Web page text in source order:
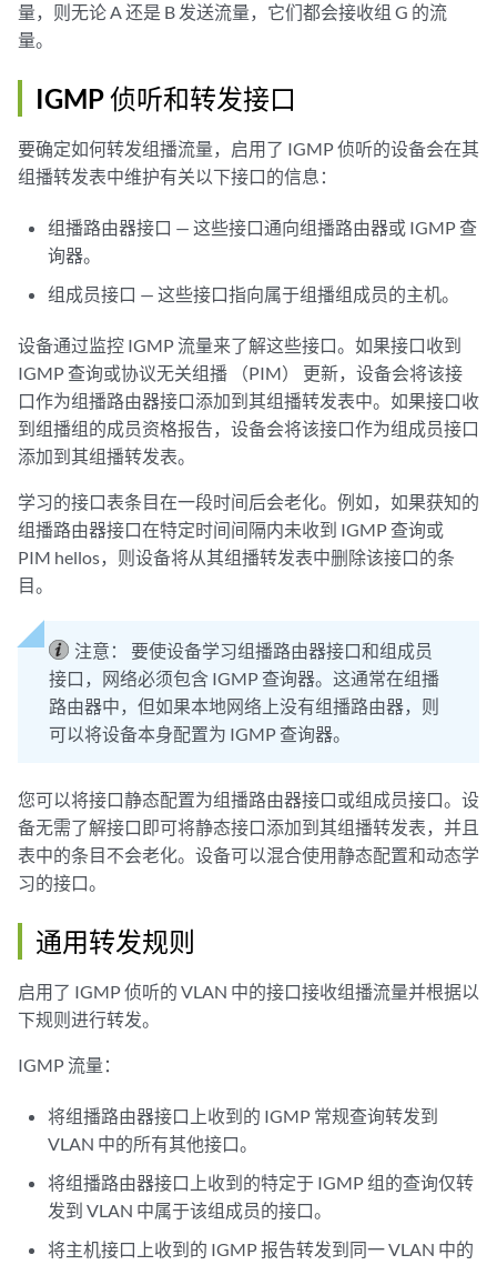
量，则无论 A 还是 B 发送流量，它们都会接收组 G 的流
量。
IGMP 侦听和转发接口
要确定如何转发组播流量，启用了 IGMP 侦听的设备会在其
组播转发表中维护有关以下接口的信息：
组播路由器接口 — 这些接口通向组播路由器或 IGMP 查
询器。
组成员接口 — 这些接口指向属于组播组成员的主机。
设备通过监控 IGMP 流量来了解这些接口。如果接口收到
IGMP 查询或协议无关组播 （PIM） 更新，设备会将该接
口作为组播路由器接口添加到其组播转发表中。如果接口收
到组播组的成员资格报告，设备会将该接口作为组成员接口
添加到其组播转发表。
学习的接口表条目在一段时间后会老化。例如，如果获知的
组播路由器接口在特定时间间隔内未收到 IGMP 查询或
PIM hellos，则设备将从其组播转发表中删除该接口的条
目。
注意：
要使设备学习组播路由器接口和组成员
接口，网络必须包含 IGMP 查询器。这通常在组播
路由器中，但如果本地网络上没有组播路由器，则
可以将设备本身配置为 IGMP 查询器。
您可以将接口静态配置为组播路由器接口或组成员接口。设
备无需了解接口即可将静态接口添加到其组播转发表，并且
表中的条目不会老化。设备可以混合使用静态配置和动态学
习的接口。
通用转发规则
启用了 IGMP 侦听的 VLAN 中的接口接收组播流量并根据以
下规则进行转发。
IGMP 流量：
将组播路由器接口上收到的 IGMP 常规查询转发到
VLAN 中的所有其他接口。
将组播路由器接口上收到的特定于 IGMP 组的查询仅转
发到 VLAN 中属于该组成员的接口。
将主机接口上收到的 IGMP 报告转发到同一 VLAN 中的